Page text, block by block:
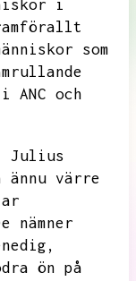
i
som
i ANC och
Julius
ännu värre
nämner
ön på